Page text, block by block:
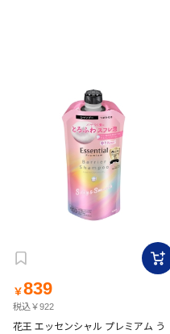
￥839
税込￥922
花王 エッセンシャル プレミアム う